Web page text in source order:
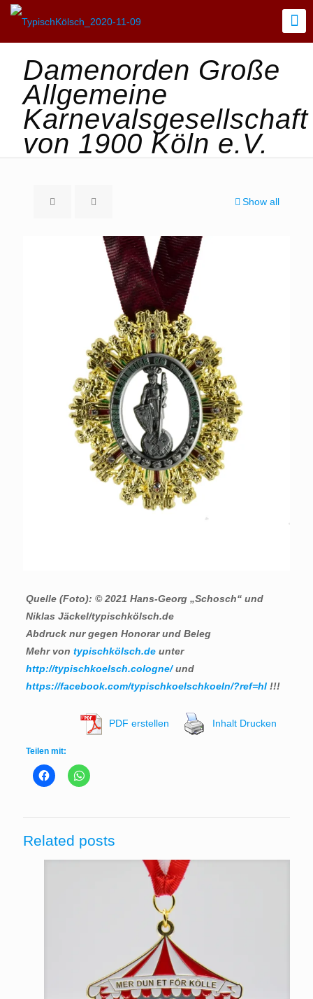
Damenorden Große
Allgemeine
Karnevalsgesellschaft
von 1900 Köln e.V.
Show all
Quelle (Foto): © 2021 Hans-Georg „Schosch“ und
Niklas Jäckel/typischkölsch.de
Abdruck nur gegen Honorar und Beleg
Mehr von typischkölsch.deunter
http://typischkoelsch.cologne/und
https://facebook.com/typischkoelschkoeln/?ref=hl!!!
PDF erstellen Inhalt Drucken
Teilen mit:
Related posts